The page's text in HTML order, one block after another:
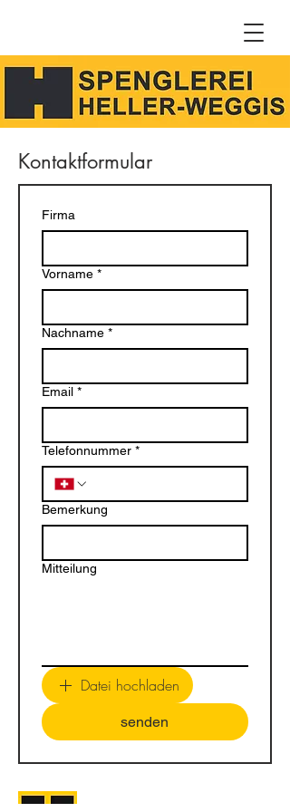
Kontaktformular
Firma
Vorname *
Nachname *
Email *
Telefonnummer *
Bemerkung
Mitteilung
Datei hochladen
senden